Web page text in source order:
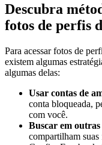
Descubra
fotos de perfis⁤
Para⁢ acessar ‍fotos de
existem algumas
algumas delas:
Usar contas ⁣de
conta bloqueada,
com você.
Buscar em‍ outras
compartilham